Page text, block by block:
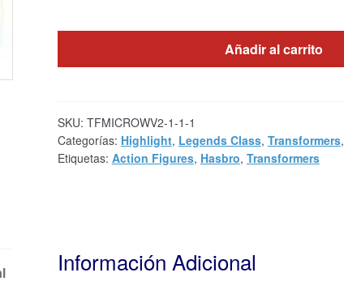
Añadir al carrito
SKU: TFMICROWV2-1-1-1
Categorías: Highlight, Legends Class, Transformers,
Etiquetas: Action Figures, Hasbro, Transformers
Información Adicional